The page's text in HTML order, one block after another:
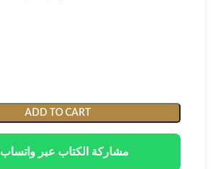
ADD TO CART
📤 مشاركة الكتاب عبر واتساب